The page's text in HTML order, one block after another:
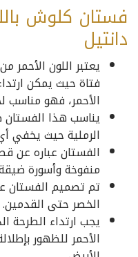
فستان كلوش
دانتيل
يعتبر اللون الأحمر
فتاة حيث يمكن
الأحمر، فهو
يناسب هذا الفستان
الرملية حيث يخفي
الفستان عباره عن
منفوخة وأسورة
تم تصميم
الخصر حتى القدمين.
يجب ارتداء الطرحة
الأحمر للظهور